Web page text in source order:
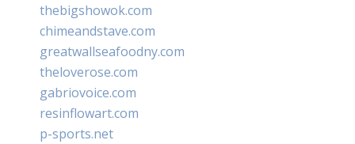
thebigshowok.com
chimeandstave.com
greatwallseafoodny.com
theloverose.com
gabriovoice.com
resinflowart.com
p-sports.net